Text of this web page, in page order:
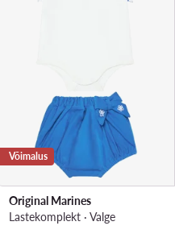
Võimalus
Original Marines
Lastekomplekt · Valge